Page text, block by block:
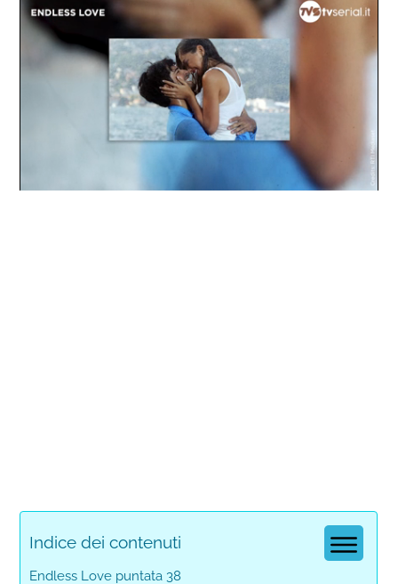
0%
0%
Indice dei contenuti
Endless Love puntata 38